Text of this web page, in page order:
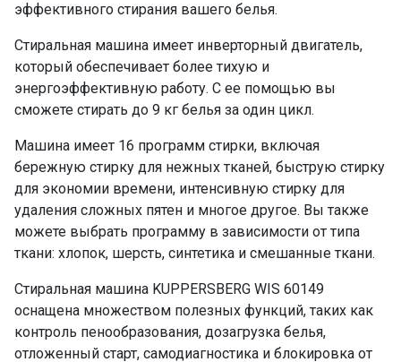
Смешанные ткани
да
Полоскание и отжим
Самодиагностика
да
Дозагрузка белья
да
Дополнительное полоскание
да
Контроль дисбаланса
Отложенный старт
да
Отключение звука
да
Память
да
Класс энергопотребления
А+++
Fuzzy Logic
да
Блокировка от детей
да
ПРОМО Скидка
=71787.00
эффективного стирания вашего белья.
Стиральная машина имеет инверторный двигатель,
который обеспечивает более тихую и
энергоэффективную работу. С ее помощью вы
сможете стирать до 9 кг белья за один цикл.
Машина имеет 16 программ стирки, включая
бережную стирку для нежных тканей, быструю стирку
для экономии времени, интенсивную стирку для
удаления сложных пятен и многое другое. Вы также
можете выбрать программу в зависимости от типа
ткани: хлопок, шерсть, синтетика и смешанные ткани.
Стиральная машина KUPPERSBERG WIS 60149
оснащена множеством полезных функций, таких как
контроль пенообразования, дозагрузка белья,
отложенный старт, самодиагностика и блокировка от